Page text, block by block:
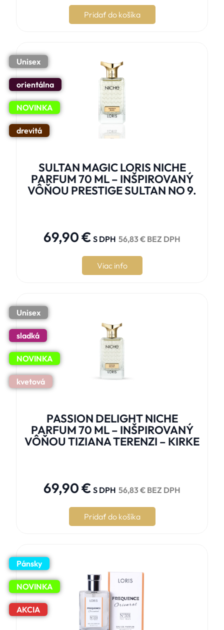
Pridať do košíka
Unisex
orientálna
NOVINKA
drevitá
SULTAN MAGIC LORIS NICHE
PARFUM 70 ML – INŠPIROVANÝ
VÔŇOU PRESTIGE SULTAN NO 9.
69,90€ S DPH 56,83 € BEZ DPH
Viac info
Unisex
sladká
NOVINKA
kvetová
PASSION DELIGHT NICHE
PARFUM 70 ML – INŠPIROVANÝ
VÔŇOU TIZIANA TERENZI – KIRKE
69,90€ S DPH 56,83 € BEZ DPH
Pridať do košíka
Pánsky
NOVINKA
AKCIA